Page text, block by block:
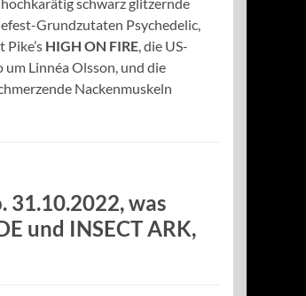
Grundzutaten Psychedelic,
HIGH ON FIRE, die US-
Linnéa Olsson, und die
Nackenmuskeln
31.10.2022, was
und INSECT ARK,